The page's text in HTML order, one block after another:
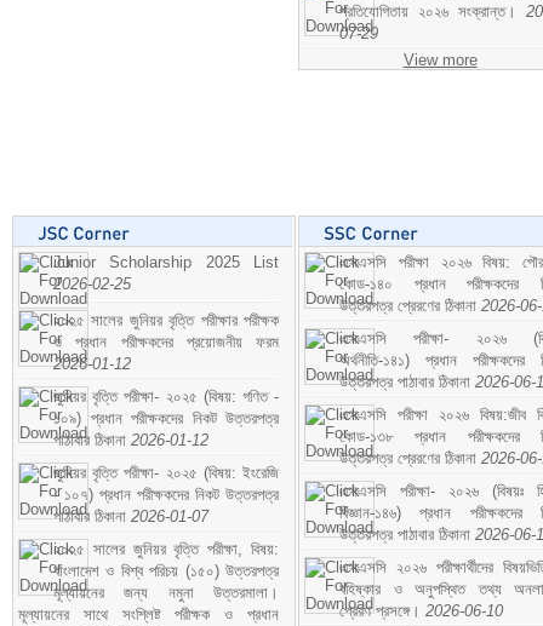
প্রতিযোগিতায় ২০২৬ সংক্রান্ত।
07-29
View more
Junior Scholarship 2025 List
2026-02-25
২০২৫ সালের জুনিয়র বৃত্তি পরীক্ষার পরীক্ষক
ও প্রধান পরীক্ষকদের প্রয়োজনীয় ফরম
2026-01-12
জুনিয়র বৃত্তি পরীক্ষা- ২০২৫ (বিষয়: গণিত -
১০৯) প্রধান পরীক্ষকদের নিকট উত্তরপত্র
পাঠাবার ঠিকানা 2026-01-12
জুনিয়র বৃত্তি পরীক্ষা- ২০২৫ (বিষয়: ইংরেজি
- ১০৭) প্রধান পরীক্ষকদের নিকট উত্তরপত্র
পাঠাবার ঠিকানা 2026-01-07
২০২৫ সালের জুনিয়র বৃত্তি পরীক্ষা, বিষয়:
বাংলাদেশ ও বিশ্ব পরিচয় (১৫০) উত্তরপত্র
মূল্যায়নের জন্য নমুনা উত্তরমালা।
মূল্যায়নের সাথে সংশ্লিষ্ট পরীক্ষক ও প্রধান
এসএসসি পরীক্ষা ২০২৬ বিষয়:
কোড-১৪০ প্রধান পরীক্ষকদের
উত্তরপত্র প্রেরণের ঠিকানা 2026-
এসএসসি পরীক্ষা- ২০২৬
অর্থনীতি-১৪১) প্রধান পরীক্ষকদের
উত্তরপত্র পাঠাবার ঠিকানা 2026-06-
এসএসসি পরীক্ষা ২০২৬ বিষয়:জীব
কোড-১৩৮ প্রধান পরীক্ষকদের
উত্তরপত্র প্রেরণের ঠিকানা 2026-
এসএসসি পরীক্ষা- ২০২৬ (বিষয়ঃ
বিজ্ঞান-১৪৬) প্রধান পরীক্ষকদের
উত্তরপত্র পাঠাবার ঠিকানা 2026-06-
এসএসসি ২০২৬ পরীক্ষার্থীদের
বহিষ্কার ও অনুপস্থিত তথ্য
প্রেরণ প্রসঙ্গে। 2026-06-10